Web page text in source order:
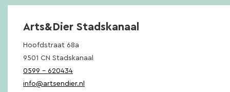
Arts&Dier Stadskanaal
Hoofdstraat 68a
9501 CN Stadskanaal
0599 – 620434
info@artsendier.nl